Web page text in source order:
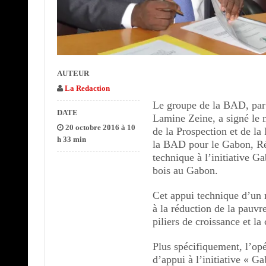
Le groupe de la BAD,
Lamine Zeine, a signé le
de la Prospection et de
la BAD pour le Gabon,
technique à l’initiative
bois au Gabon.
Cet appui technique
à la réduction de la
piliers de croissance et la
Plus spécifiquement,
d’appui à l’initiative «
AUTEUR
La Redaction
DATE
20 octobre 2016 à 10
h 33 min